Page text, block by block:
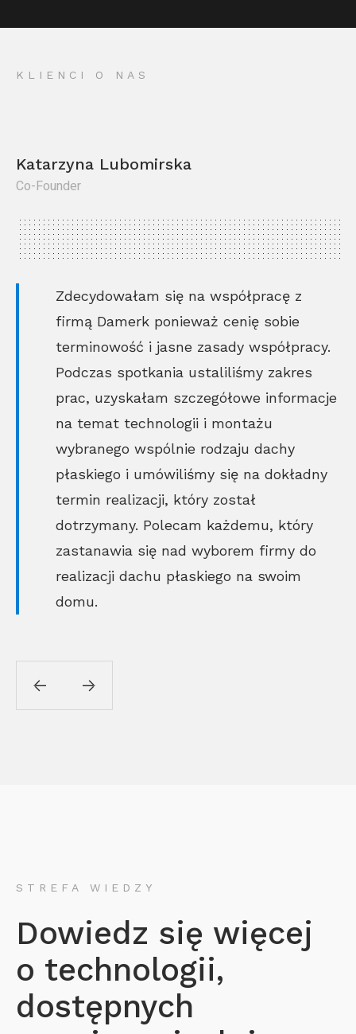
KLIENCI O NAS
Katarzyna Lubomirska
Co-Founder
Zdecydowałam się na współpracę z
firmą Damerk ponieważ cenię sobie
terminowość i jasne zasady współpracy.
Podczas spotkania ustaliliśmy zakres
prac, uzyskałam szczegółowe informacje
na temat technologii i montażu
wybranego wspólnie rodzaju dachy
płaskiego i umówiliśmy się na dokładny
termin realizacji, który został
dotrzymany. Polecam każdemu, który
zastanawia się nad wyborem firmy do
realizacji dachu płaskiego na swoim
domu.
STREFA WIEDZY
Dowiedz się więcej
o technologii,
dostępnych